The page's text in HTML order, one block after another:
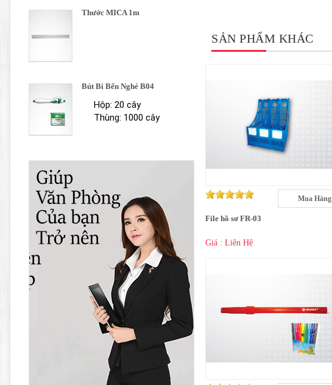
Thước MICA 1m
Bút Bi Bến Nghé B04
Hộp: 20 cây
Thùng: 1000 cây
SẢN PHẨM KHÁC
Mua Hàng
File hồ sơ FR-03
Giá : Liên Hệ